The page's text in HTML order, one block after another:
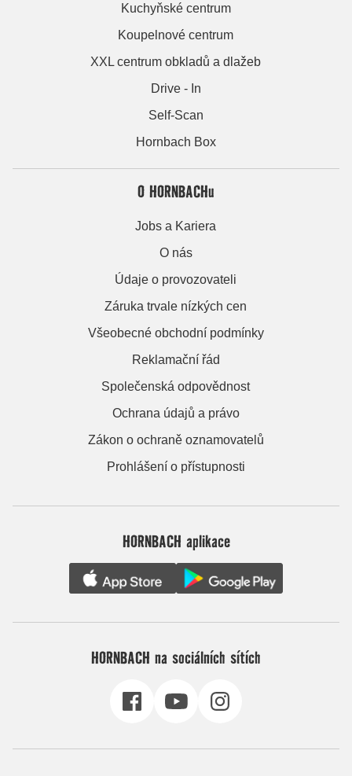
Kuchyňské centrum
Koupelnové centrum
XXL centrum obkladů a dlažeb
Drive - In
Self-Scan
Hornbach Box
O HORNBACHu
Jobs a Kariera
O nás
Údaje o provozovateli
Záruka trvale nízkých cen
Všeobecné obchodní podmínky
Reklamační řád
Společenská odpovědnost
Ochrana údajů a právo
Zákon o ochraně oznamovatelů
Prohlášení o přístupnosti
HORNBACH aplikace
HORNBACH na sociálních sítích